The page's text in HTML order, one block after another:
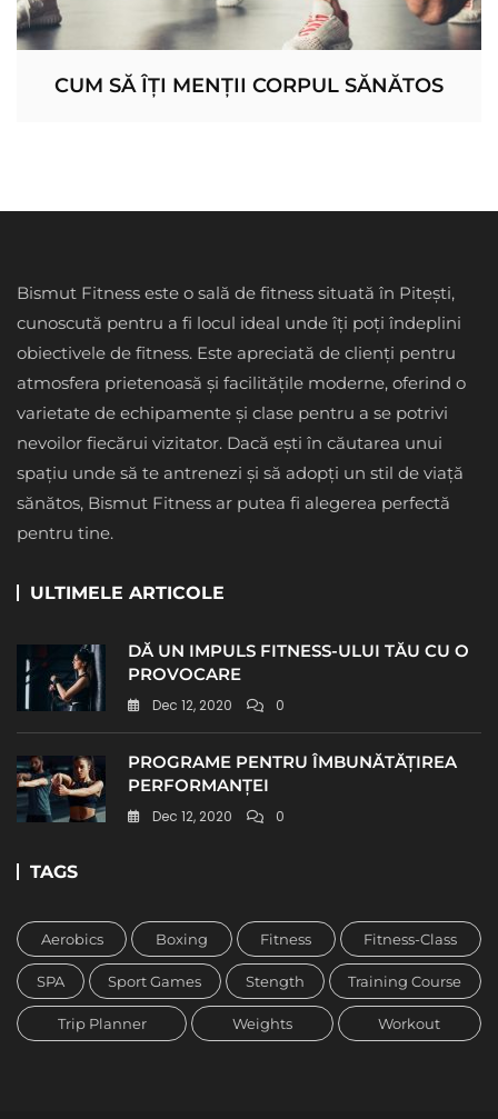
CUM SĂ ÎȚI MENȚII CORPUL SĂNĂTOS
Bismut Fitness este o sală de fitness situată în Pitești,
cunoscută pentru a fi locul ideal unde îți poți îndeplini
obiectivele de fitness. Este apreciată de clienți pentru
atmosfera prietenoasă și facilitățile moderne, oferind o
varietate de echipamente și clase pentru a se potrivi
nevoilor fiecărui vizitator. Dacă ești în căutarea unui
spațiu unde să te antrenezi și să adopți un stil de viață
sănătos, Bismut Fitness ar putea fi alegerea perfectă
pentru tine.
ULTIMELE ARTICOLE
DĂ UN IMPULS FITNESS-ULUI TĂU CU O
PROVOCARE
Dec 12, 2020 0
PROGRAME PENTRU ÎMBUNĂTĂȚIREA
PERFORMANȚEI
Dec 12, 2020 0
TAGS
Aerobics Boxing Fitness Fitness-Class
SPA Sport Games Stength Training Course
Trip Planner Weights Workout